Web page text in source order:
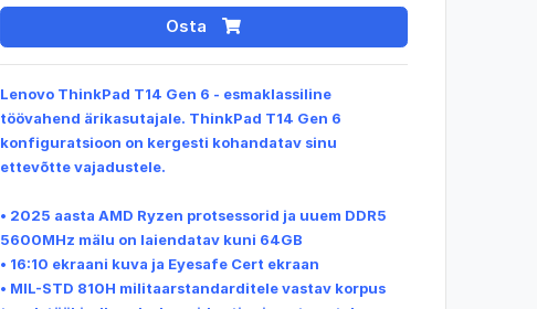
Osta
Lenovo ThinkPad T14 Gen 6 - esmaklassiline
töövahend ärikasutajale. ThinkPad T14 Gen 6
konfiguratsioon on kergesti kohandatav sinu
ettevõtte vajadustele.
• 2025 aasta AMD Ryzen protsessorid ja uuem DDR5
5600MHz mälu on laiendatav kuni 64GB
• 16:10 ekraani kuva ja Eyesafe Cert ekraan
• MIL-STD 810H militaarstandarditele vastav korpus